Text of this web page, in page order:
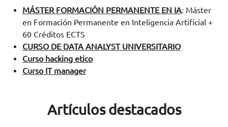
MÁSTER FORMACIÓN PERMANENTE EN IA: Máster
en Formación Permanente en Inteligencia Artificial +
60 Créditos ECTS
CURSO DE DATA ANALYST UNIVERSITARIO
Curso hacking etico
Curso IT manager
Artículos destacados